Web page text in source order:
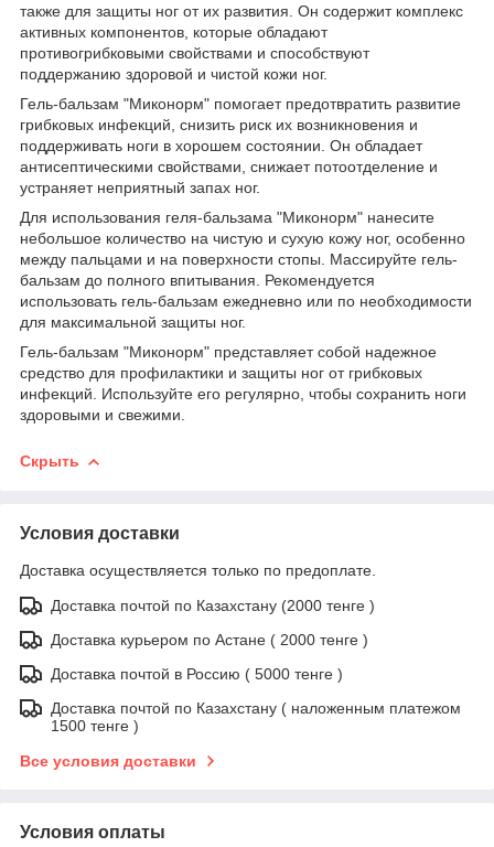
также для защиты ног от их развития. Он содержит комплекс
активных компонентов, которые обладают
противогрибковыми свойствами и способствуют
поддержанию здоровой и чистой кожи ног.
Гель-бальзам "Миконорм" помогает предотвратить развитие
грибковых инфекций, снизить риск их возникновения и
поддерживать ноги в хорошем состоянии. Он обладает
антисептическими свойствами, снижает потоотделение и
устраняет неприятный запах ног.
Для использования геля-бальзама "Миконорм" нанесите
небольшое количество на чистую и сухую кожу ног, особенно
между пальцами и на поверхности стопы. Массируйте гель-
бальзам до полного впитывания. Рекомендуется
использовать гель-бальзам ежедневно или по необходимости
для максимальной защиты ног.
Гель-бальзам "Миконорм" представляет собой надежное
средство для профилактики и защиты ног от грибковых
инфекций. Используйте его регулярно, чтобы сохранить ноги
здоровыми и свежими.
Скрыть
Условия доставки
Доставка осуществляется только по предоплате.
Доставка почтой по Казахстану (2000 тенге )
Доставка курьером по Астане ( 2000 тенге )
Доставка почтой в Россию ( 5000 тенге )
Доставка почтой по Казахстану ( наложенным платежом
1500 тенге )
Все условия доставки
Условия оплаты